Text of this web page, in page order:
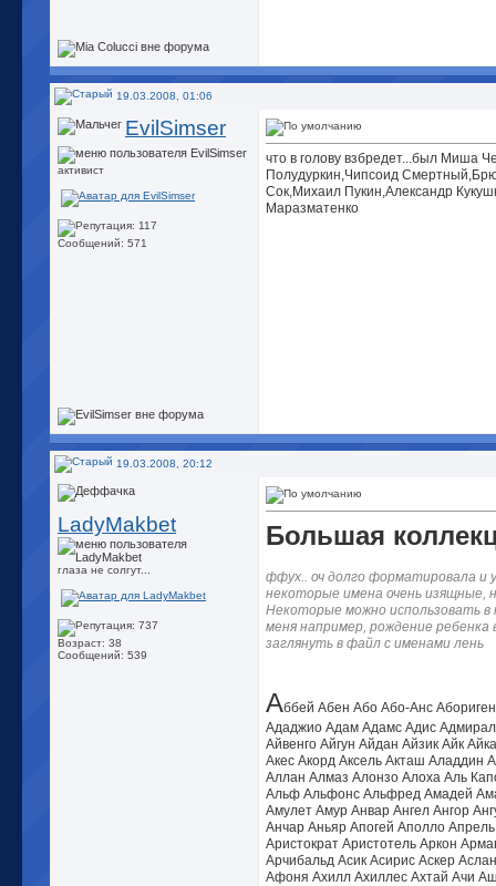
19.03.2008, 01:06
EvilSimser
активист
Сообщений: 571
что в голову взбредет...был Миша
Полудуркин,Чипсоид
Сок,Михаил Пукин,Александр
Маразматенко
19.03.2008, 20:12
LadyMakbet
глаза не солгут...
Возраст: 38
Сообщений: 539
Большая
ффух.. оч долго форматировала и
некоторые имена очень изящные,
Некоторые можно использовать в
меня например, рождение ребенка
заглянуть в файл с именами лень
Аббей Абен Або Або-Анс Абориген
Ададжио Адам Адамс Адис
Айвенго Айгун Айдан Айзик Айк
Акес Акорд Аксель Акташ
Аллан Алмаз Алонзо Алоха Аль
Альф Альфонс Альфред Амадей
Амулет Амур Анвар Ангел Ангор
Анчар Аньяр Апогей Аполло
Аристократ Аристотель Аркон
Арчибальд Асик Асирис Аскер
Афоня Ахилл Ахиллес Ахтай Ачи